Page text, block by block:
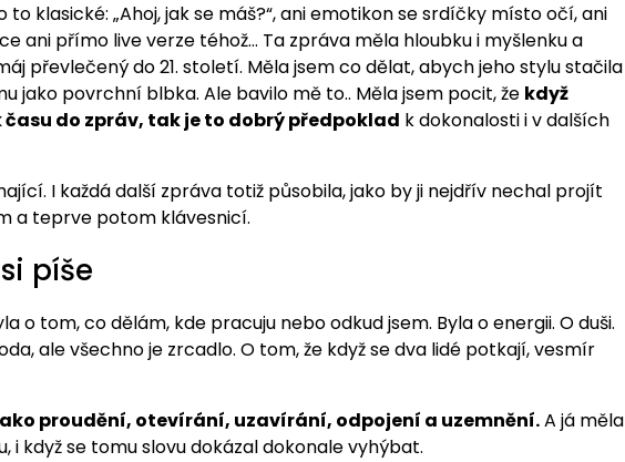
to klasické: „Ahoj, jak se máš?“, ani emotikon se srdíčky místo očí, ani
ani přímo live verze téhož… Ta zpráva měla hloubku i myšlenku a
převlečený do 21. století. Měla jsem co dělat, abych jeho stylu stačila
jako povrchní blbka. Ale bavilo mě to.. Měla jsem pocit, že když
do zpráv, tak je to dobrý předpoklad k dokonalosti i v dalších
I každá další zpráva totiž působila, jako by ji nejdřív nechal projít
a teprve potom klávesnicí.
píše
o tom, co dělám, kde pracuju nebo odkud jsem. Byla o energii. O duši.
ale všechno je zrcadlo. O tom, že když se dva lidé potkají, vesmír
proudění, otevírání, uzavírání, odpojení a uzemnění.A já měla
i když se tomu slovu dokázal dokonale vyhýbat.